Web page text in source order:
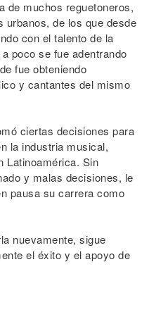
de muchos reguetoneros,
urbanos, de los que desde
con el talento de la
poco se fue adentrando
fue obteniendo
y cantantes del mismo
ciertas decisiones para
la industria musical,
Latinoamérica. Sin
y malas decisiones, le
pausa su carrera como
nuevamente, sigue
el éxito y el apoyo de